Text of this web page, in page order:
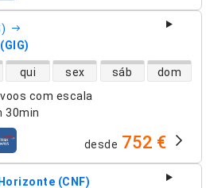
com escala
30min
qui sex sáb dom
desde 752 €
(CNF)